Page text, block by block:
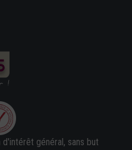
général, sans but